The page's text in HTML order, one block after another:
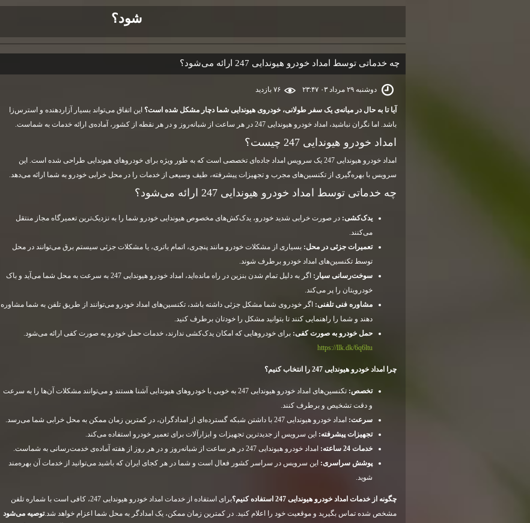
شود؟
چه خدماتی توسط امداد خودرو هیوندایی 247 ارائه می‌شود؟
دوشنبه ۲۹ مرداد ۰۳ ۲۳:۴۷
آیا تا به حال در میانه‌ی یک سفر طولانی، خودروی هیوندایی شما دچار مشکل شده است؟ این اتفاق می‌تواند بسیار آزاردهنده و استرس‌زا
باشد. اما نگران نباشید، امداد خودرو هیوندایی 247 در هر ساعت از شبانه‌روز و در هر نقطه از کشور، آماده‌ی ارائه خدمات به شماست.
امداد خودرو هیوندایی 247 چیست؟
امداد خودرو هیوندایی 247 یک سرویس امداد جاده‌ای تخصصی است که به طور ویژه برای خودروهای هیوندایی طراحی شده است. این
سرویس با بهره‌گیری از تکنسین‌های مجرب و تجهیزات پیشرفته، طیف وسیعی از خدمات را در محل خرابی خودرو به شما ارائه می‌دهد.
چه خدماتی توسط امداد خودرو هیوندایی 247 ارائه می‌شود؟
یدک‌کشی: در صورت خرابی شدید خودرو، یدک‌کش‌های مخصوص هیوندایی خودرو شما را به نزدیک‌ترین تعمیرگاه مجاز منتقل
می‌کنند.
تعمیرات جزئی در محل: بسیاری از مشکلات خودرو مانند پنچری، اتمام باتری، یا مشکلات جزئی سیستم برق می‌توانند در محل
توسط تکنسین‌های امداد خودرو برطرف شوند.
سوخت‌رسانی سیار:
اگر به دلیل تمام شدن بنزین در راه مانده‌اید، امداد خودرو هیوندایی 247 به سرعت به محل شما می‌آید و باک
خودرویتان را پر می‌کند.
مشاوره فنی تلفنی: اگر خودروی شما مشکل جزئی داشته باشد، تکنسین‌های امداد خودرو می‌توانند از طریق تلفن به شما مشاوره
دهند و شما را راهنمایی کنند تا بتوانید مشکل را خودتان برطرف کنید.
حمل خودرو به صورت کفی: برای خودروهایی که امکان یدک‌کشی ندارند، خدمات حمل خودرو به صورت کفی ارائه می‌شود.
https://llk.dk/6q6ltu
چرا امداد خودرو هیوندایی 247 را انتخاب کنیم؟
تخصص:
تکنسین‌های امداد خودرو هیوندایی 247 به خوبی با خودروهای هیوندایی آشنا هستند و می‌توانند مشکلات آن‌ها را به سرعت
و دقت تشخیص و برطرف کنند.
سرعت: امداد خودرو هیوندایی 247 با داشتن شبکه گسترده‌ای از امدادگران، در کمترین زمان ممکن به محل خرابی شما می‌رسد.
تجهیزات پیشرفته: این سرویس از جدیدترین تجهیزات و ابزارآلات برای تعمیر خودرو استفاده می‌کند.
خدمات 24 ساعته:
امداد خودرو هیوندایی 247 در هر ساعت از شبانه‌روز و در هر روز از هفته آماده‌ی خدمت‌رسانی به شماست.
پوشش سراسری: این سرویس در سراسر کشور فعال است و شما در هر کجای ایران که باشید می‌توانید از خدمات آن بهره‌مند
شوید.
چگونه از خدمات امداد خودرو هیوندایی 247 استفاده کنیم؟
برای استفاده از خدمات امداد خودرو هیوندایی 247، کافی است با شماره تلفن
مشخص شده تماس بگیرید و موقعیت خود را اعلام کنید. در کمترین زمان ممکن، یک امدادگر به محل شما اعزام خواهد شد.توصیه می‌شود